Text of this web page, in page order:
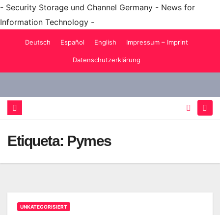
- Security Storage und Channel Germany - News for
Information Technology -
Deutsch Español English Impressum – Imprint
Datenschutzerklärung
Etiqueta: Pymes
UNKATEGORISIERT